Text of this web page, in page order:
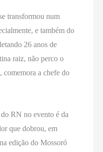
transformou num
e também do
26 anos de
raiz, não perco o
comemora a chefe do
RN no evento é da
que dobrou, em
edição do Mossoró